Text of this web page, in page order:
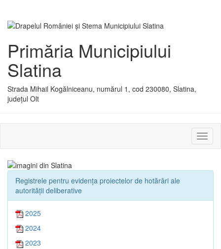
Primăria Municipiului
Slatina
Strada Mihail Kogălniceanu, numărul 1, cod 230080, Slatina,
județul Olt
sau
Registrele pentru evidența proiectelor de hotărâri ale
autorității deliberative
2025
2024
2023